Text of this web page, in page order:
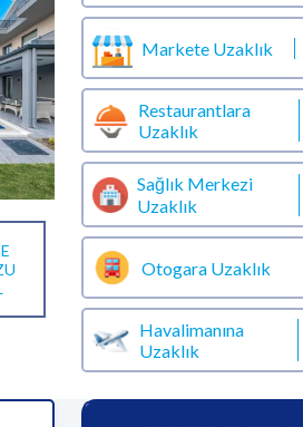
Markete Uzaklık
Restaurantlara
Uzaklık
Sağlık Merkezi
Uzaklık
Otogara Uzaklık
Havalimanına
Uzaklık